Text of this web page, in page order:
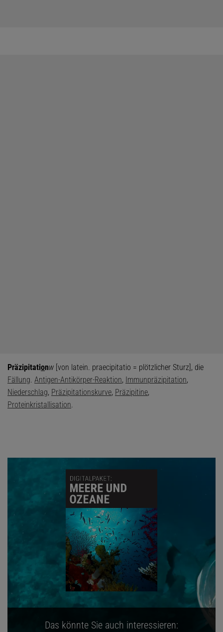
Präzipitationw [von latein. praecipitatio = plötzlicher Sturz], die
Fällung. Antigen-Antikörper-Reaktion, Immunpräzipitation,
Niederschlag, Präzipitationskurve, Präzipitine,
Proteinkristallisation.
Das könnte Sie auch interessieren: